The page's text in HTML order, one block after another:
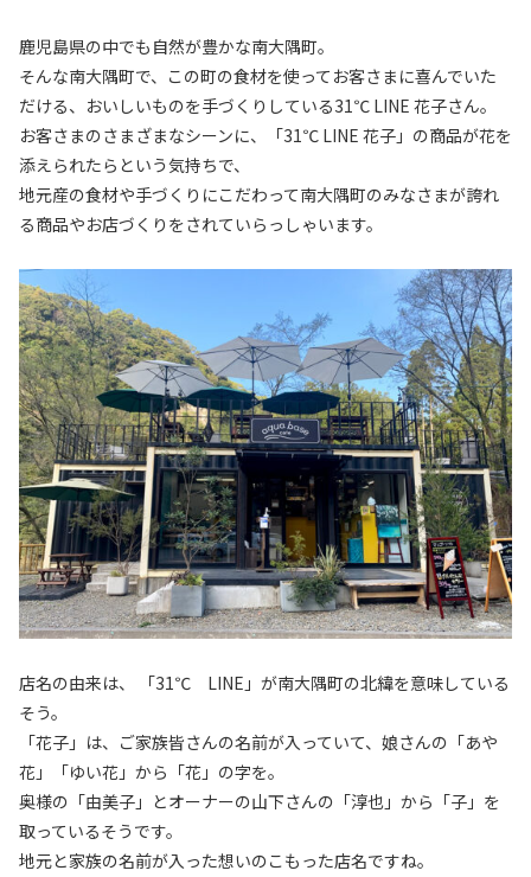
鹿児島県の中でも自然が豊かな南大隅町。
そんな南大隅町で、この町の食材を使ってお客さまに喜んでいた
だける、おいしいものを手づくりしている31℃ LINE 花子さん。
お客さまのさまざまなシーンに、「31℃ LINE 花子」の商品が花を
添えられたらという気持ちで、
地元産の食材や手づくりにこだわって南大隅町のみなさまが誇れ
る商品やお店づくりをされていらっしゃいます。
店名の由来は、 「31℃ LINE」が南大隅町の北緯を意味している
そう。
「花子」は、ご家族皆さんの名前が入っていて、娘さんの「あや
花」「ゆい花」から「花」の字を。
奥様の「由美子」とオーナーの山下さんの「淳也」から「子」を
取っているそうです。
地元と家族の名前が入った想いのこもった店名ですね。